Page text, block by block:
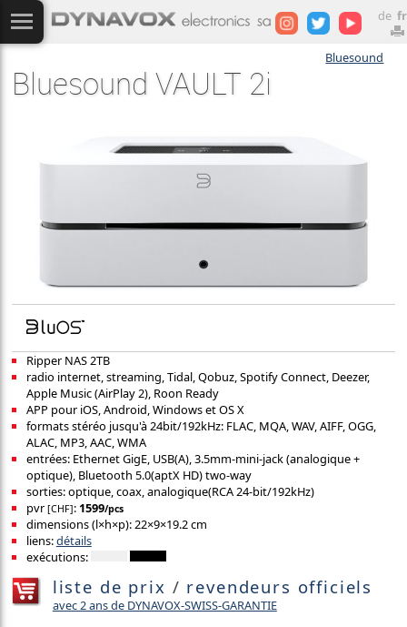
de fr
Bluesound
Bluesound VAULT 2i
Ripper NAS 2TB
radio internet, streaming, Tidal, Qobuz, Spotify Connect, Deezer,
Apple Music (AirPlay 2), Roon Ready
APP pour iOS, Android, Windows et OS X
formats stéréo jusqu'à 24bit/192kHz: FLAC, MQA, WAV, AIFF, OGG,
ALAC, MP3, AAC, WMA
entrées: Ethernet GigE, USB(A), 3.5mm-mini-jack (analogique +
optique), Bluetooth 5.0(aptX HD) two-way
sorties: optique, coax, analogique(RCA 24-bit/192kHz)
pvr [CHF]: 1599/pcs
dimensions (l×h×p): 22×9×19.2 cm
liens:détails
exécutions:
liste de prix / revendeurs officiels
avec 2 ans de DYNAVOX-SWISS-GARANTIE